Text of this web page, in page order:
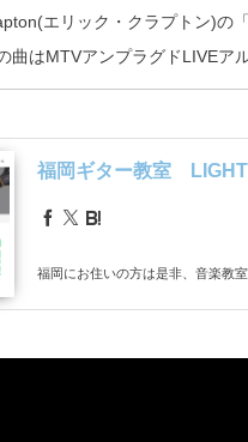
エリック・クラプトン)の
曲はMTVアンプラグドLIVEア
福岡ギター教室
福岡にお住いの方は是非、音楽教